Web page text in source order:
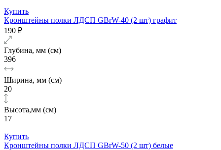
Купить
Кронштейны полки ЛДСП GBrW-40 (2 шт) графит
190 ₽
Глубина, мм (см)
396
Ширина, мм (см)
20
Высота,мм (см)
17
Купить
Кронштейны полки ЛДСП GBrW-50 (2 шт) белые